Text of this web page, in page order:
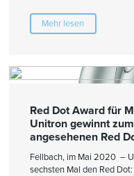
Mehr lesen
Red Dot Award für
Unitron gewinnt
angesehenen Red
Fellbach, im Mai 2020 –
sechsten Mal den Red